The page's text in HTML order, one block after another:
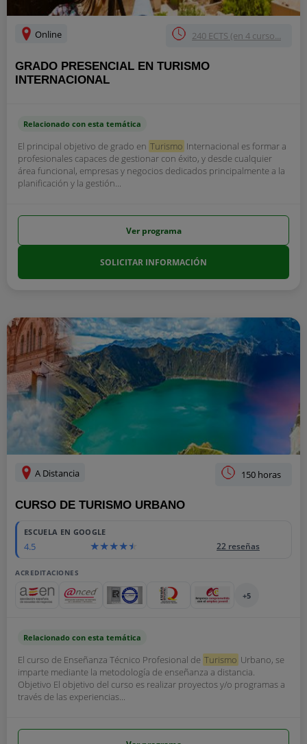
Online 240 ECTS (en 4 curso...
GRADO PRESENCIAL EN TURISMO
INTERNACIONAL
Relacionado con esta temática
El principal objetivo de grado en Turismo Internacional es formar a
profesionales capaces de gestionar con éxito, y desde cualquier
área funcional, empresas y negocios dedicados principalmente a la
planificación y la gestión...
Ver programa
SOLICITAR INFORMACIÓN
A Distancia 150 horas
CURSO DE TURISMO URBANO
ESCUELA EN GOOGLE
4.5 22 reseñas
ACREDITACIONES
+5
Relacionado con esta temática
El curso de Enseñanza Técnico Profesional de Turismo Urbano, se
imparte mediante la metodología de enseñanza a distancia.
Objetivo El objetivo del curso es realizar proyectos y/o programas a
través de las experiencias...